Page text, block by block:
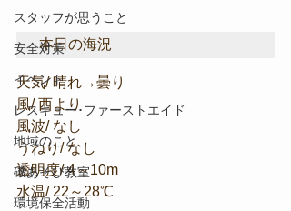
スタッフが思うこと
安全対策
イベント
レスキュー･ファーストエイド
地域のこと
磯あそび教室
環境保全活動
本日の海況
天気/ 晴れ→曇り
風/ 西より
風波/ なし
うねり/ なし
透明度/ 4～10m
水温/ 22～28℃